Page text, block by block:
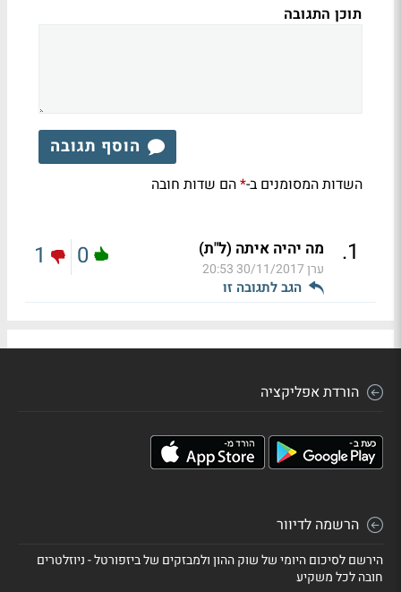
תוכן התגובה
הוסף תגובה
השדות המסומנים ב-*הם שדות חובה
1
. מה יהיה איתה (ל"ת)
ערן30/11/2017 20:53
הגב לתגובה זו
0
1
הורדת אפליקציה
הרשמה לדיוור
הירשם לסיכום היומי של שוק ההון ולמבזקים של ביזפורטל - ניוזלטרים
חובה לכל משקיע